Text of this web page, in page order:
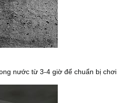
nước từ 3-4 giờ để chuẩn bị chơi.